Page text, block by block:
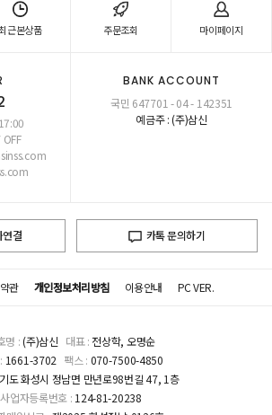
근본상품 주문조회 마이페이지
OFF
BANK ACCOUNT
국민 647701 - 04 - 142351
예금주 : (주)삼신
연결 카톡 문의하기
관 개인정보처리방침 이용안내 PC VER.
명 :(주)삼신 대표 : 전상학, 오명순
1661-3702 팩스 : 070-7500-4850
도 화성시 정남면 만년로98번길 47, 1층
사업자등록번호 : 124-81-20238